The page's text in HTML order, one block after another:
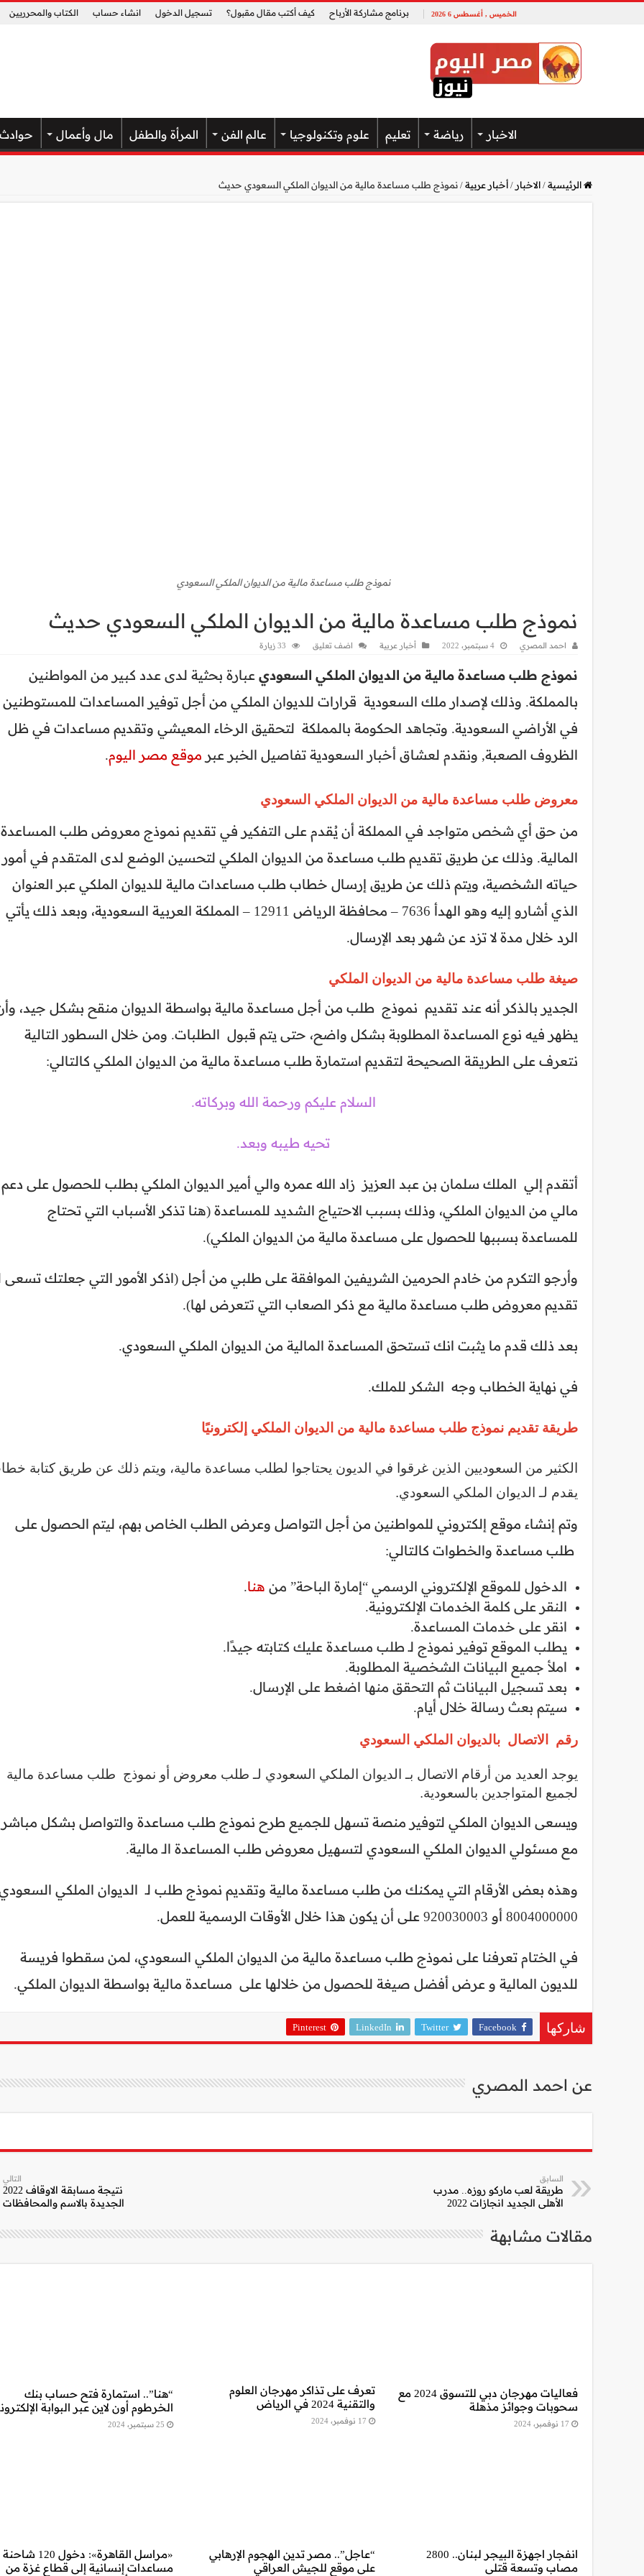
الخميس , أغسطس 6 2026 برنامج مشاركة الأرباح كيف أكتب مقال مقبول؟ تسجيل الدخول انشاء حساب الكتاب والمحرريين
الاخبار رياضة تعليم علوم وتكنولوجيا عالم الفن المرأة والطفل مال وأعمال حوادث
الرئيسية/الاخبار /أخبار عربية/نموذج طلب مساعدة مالية من الديوان الملكي السعودي حديث
نموذج طلب مساعدة مالية من الديوان الملكي السعودي
نموذج طلب مساعدة مالية من الديوان الملكي السعودي حديث
احمد المصري 4 سبتمبر، 2022 أخبار عربية اضف تعليق 33 زيارة
نموذج طلب مساعدة مالية من الديوان الملكي السعودي عبارة بحثية لدى عدد كبير من المواطنين
بالمملكة. وذلك لإصدار ملك السعودية قرارات للديوان الملكي من أجل توفير المساعدات للمستوطنين
في الأراضي السعودية. وتجاهد الحكومة بالمملكة لتحقيق الرخاء المعيشي وتقديم مساعدات في ظل
الظروف الصعبة, ونقدم لعشاق أخبار السعودية تفاصيل الخبر عبر موقع مصر اليوم.
معروض طلب مساعدة مالية من الديوان الملكي السعودي
من حق أي شخص متواجد في المملكة أن يُقدم على التفكير في تقديم نموذج معروض طلب المساعدة
المالية. وذلك عن طريق تقديم طلب مساعدة من الديوان الملكي لتحسين الوضع لدى المتقدم في أمور
حياته الشخصية، ويتم ذلك عن طريق إرسال خطاب طلب مساعدات مالية للديوان الملكي عبر العنوان
الذي أشارو إليه وهو الهدأ 7636 – محافظة الرياض 12911 – المملكة العربية السعودية، وبعد ذلك يأتي
الرد خلال مدة لا تزد عن شهر بعد الإرسال.
صيغة طلب مساعدة مالية من الديوان الملكي
الجدير بالذكر أنه عند تقديم نموذج طلب من أجل مساعدة مالية بواسطة الديوان منقح بشكل جيد،
يظهر فيه نوع المساعدة المطلوبة بشكل واضح، حتى يتم قبول الطلبات. ومن خلال السطور التالية
نتعرف على الطريقة الصحيحة لتقديم استمارة طلب مساعدة مالية من الديوان الملكي كالتالي:
السلام عليكم ورحمة الله وبركاته.
تحيه طيبه وبعد.
أتقدم إلي الملك سلمان بن عبد العزيز زاد الله عمره والي أمير الديوان الملكي بطلب للحصول على دعم
مالي من الديوان الملكي، وذلك بسبب الاحتياج الشديد للمساعدة (هنا تذكر الأسباب التي تحتاج
للمساعدة بسببها للحصول على مساعدة مالية من الديوان الملكي).
وأرجو التكرم من خادم الحرمين الشريفين الموافقة على طلبي من أجل (اذكر الأمور التي جعلتك تسعى
تقديم معروض طلب مساعدة مالية مع ذكر الصعاب التي تتعرض لها).
بعد ذلك قدم ما يثبت انك تستحق المساعدة المالية من الديوان الملكي السعودي.
في نهاية الخطاب وجه الشكر للملك.
طريقة تقديم نموذج طلب مساعدة مالية من الديوان الملكي إلكترونيًا
الكثير من السعوديين الذين غرقوا في الديون يحتاجوا لطلب مساعدة مالية، ويتم ذلك عن طريق كتابة
يقدم لـ الديوان الملكي السعودي.
وتم إنشاء موقع إلكتروني للمواطنين من أجل التواصل وعرض الطلب الخاص بهم، ليتم الحصول على
طلب مساعدة والخطوات كالتالي:
الدخول للموقع الإلكتروني الرسمي “إمارة الباحة” من هنا.
النقر على كلمة الخدمات الإلكترونية.
انقر على خدمات المساعدة.
يطلب الموقع توفير نموذج لـ طلب مساعدة عليك كتابته جيدًا.
املأ جميع البيانات الشخصية المطلوبة.
بعد تسجيل البيانات ثم التحقق منها اضغط على الإرسال.
سيتم بعث رسالة خلال أيام.
رقم الاتصال بالديوان الملكي السعودي
يوجد العديد من أرقام الاتصال بـ الديوان الملكي السعودي لـ طلب معروض أو نموذج طلب مساعدة مالية
لجميع المتواجدين بالسعودية.
ويسعى الديوان الملكي لتوفير منصة تسهل للجميع طرح نموذج طلب مساعدة والتواصل بشكل مباشر
مع مسئولي الديوان الملكي السعودي لتسهيل معروض طلب المساعدة الـ مالية.
وهذه بعض الأرقام التي يمكنك من طلب مساعدة مالية وتقديم نموذج طلب لـ الديوان الملكي
8004000000 أو 920030003 على أن يكون هذا خلال الأوقات الرسمية للعمل.
في الختام تعرفنا على نموذج طلب مساعدة مالية من الديوان الملكي السعودي، لمن سقطوا فريسة
للديون المالية و عرض أفضل صيغة للحصول من خلالها على مساعدة مالية بواسطة الديوان الملكي.
شاركها Facebook
Twitter
LinkedIn
Pinterest
عن احمد المصري
السابق
طريقة لعب ماركو روزه.. مدرب
الأهلي الجديد انجازات 2022
التالي
نتيجة مسابقة الاوقاف 2022
الجديدة بالاسم والمحافظات
مقالات مشابهة
فعاليات مهرجان دبي للتسوق 2024 مع
سحوبات وجوائز مذهلة
17 نوفمبر، 2024
تعرف على تذاكر مهرجان العلوم
والتقنية 2024 في الرياض
17 نوفمبر، 2024
“هنا”.. استمارة فتح حساب بنك
الخرطوم أون لاين عبر البوابة
25 سبتمبر، 2024
انفجار اجهزة البيجر لبنان.. 2800
مصاب وتسعة قتلى
“عاجل”.. مصر تدين الهجوم الإرهابي
على موقع للجيش العراقي
«مراسل القاهرة»: دخول 120 شاحنة
مساعدات إنسانية إلى قطاع غزة من